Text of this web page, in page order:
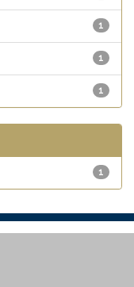
1
1
1
1